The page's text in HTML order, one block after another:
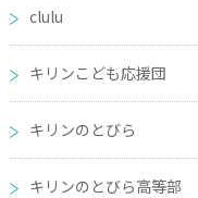
clulu
キリンこども応援団
キリンのとびら
キリンのとびら高等部